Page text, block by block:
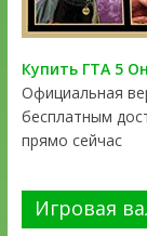
Купить ГТА 5
Официальная
бесплатным
прямо сейчас
Игровая